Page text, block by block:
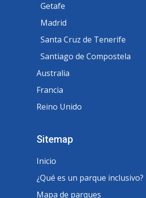
Getafe
Madrid
Santa Cruz de Tenerife
Santiago de Compostela
Australia
Francia
Reino Unido
Sitemap
Inicio
¿Qué es un parque inclusivo?
Mapa de parques